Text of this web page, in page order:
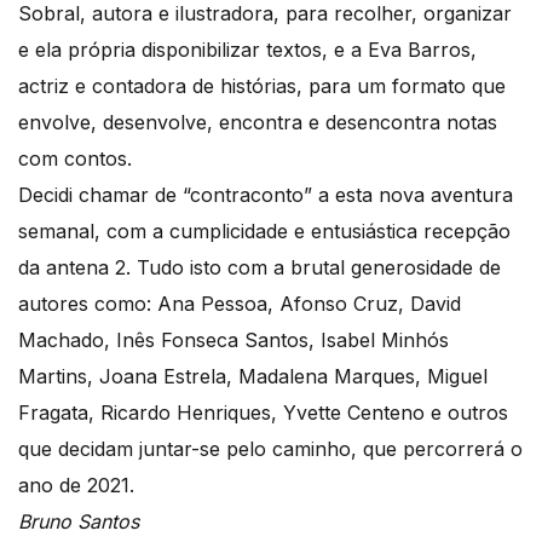
Sobral, autora e ilustradora, para recolher, organizar
e ela própria disponibilizar textos, e a Eva Barros,
actriz e contadora de histórias, para um formato que
envolve, desenvolve, encontra e desencontra notas
com contos.
Decidi chamar de “contraconto” a esta nova aventura
semanal, com a cumplicidade e entusiástica recepção
da antena 2. Tudo isto com a brutal generosidade de
autores como: Ana Pessoa, Afonso Cruz, David
Machado, Inês Fonseca Santos, Isabel Minhós
Martins, Joana Estrela, Madalena Marques, Miguel
Fragata, Ricardo Henriques, Yvette Centeno e outros
que decidam juntar-se pelo caminho, que percorrerá o
ano de 2021.
Bruno Santos